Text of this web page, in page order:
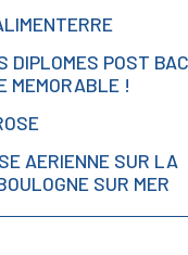
DIPLOMES POST
MEMORABLE !
AERIENNE SUR LA
SUR MER